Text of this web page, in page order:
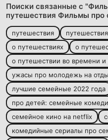
Поиски связанные с
путешествия Фильмы про
путешествия
о путешествиях
о
о путешествии во времени
ужасы про молодежь на
лучшие семейные 2022 года
про детей: семейные
семейное кино на netflix
комедийные сериалы про